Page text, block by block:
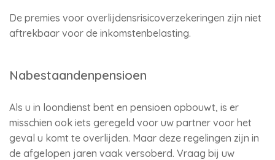
De premies voor overlijdensrisicoverzekeringen zijn niet
aftrekbaar voor de inkomstenbelasting.
Nabestaandenpensioen
Als u in loondienst bent en pensioen opbouwt, is er
misschien ook iets geregeld voor uw partner voor het
geval u komt te overlijden. Maar deze regelingen zijn in
de afgelopen jaren vaak versoberd. Vraag bij uw